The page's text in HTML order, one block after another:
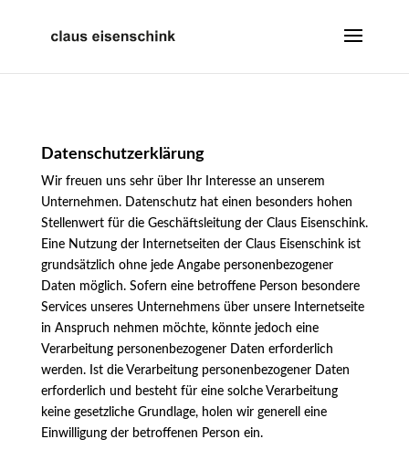
Datenschutzerklärung
Wir freuen uns sehr über Ihr Interesse an unserem
Unternehmen. Datenschutz hat einen besonders hohen
Stellenwert für die Geschäftsleitung der Claus Eisenschink.
Eine Nutzung der Internetseiten der Claus Eisenschink ist
grundsätzlich ohne jede Angabe personenbezogener
Daten möglich. Sofern eine betroffene Person besondere
Services unseres Unternehmens über unsere Internetseite
in Anspruch nehmen möchte, könnte jedoch eine
Verarbeitung personenbezogener Daten erforderlich
werden. Ist die Verarbeitung personenbezogener Daten
erforderlich und besteht für eine solche Verarbeitung
keine gesetzliche Grundlage, holen wir generell eine
Einwilligung der betroffenen Person ein.